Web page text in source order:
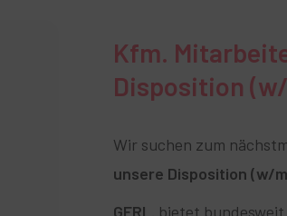
Kfm.
Disposition
Wir suchen zum
unsere Disposition (w/
GERL. bietet